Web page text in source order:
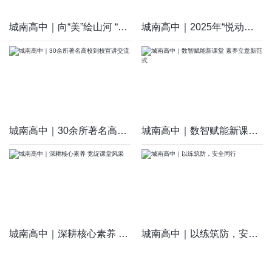
城南高中｜向“美”绘山河 “艺”路生繁花 城南高中｜2025年“悦动青春，健体立志”体育文化艺术节圆满落幕
城南高中｜30余所著名高校到校宣讲交流 城南高中｜数智赋能新课堂 素养立意新范式
城南高中｜深耕核心素养 竞绽课堂风采 城南高中｜以练筑防，安全同行